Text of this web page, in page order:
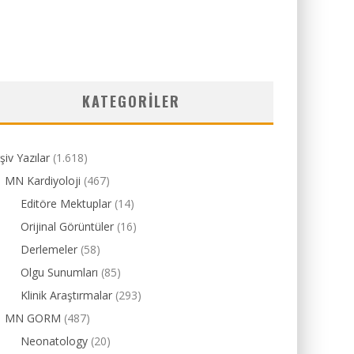
KATEGORILER
Yazılar (1.618)
MN Kardiyoloji (467)
Editöre Mektuplar (14)
Orijinal Görüntüler (16)
Derlemeler (58)
Olgu Sunumları (85)
Klinik Araştırmalar (293)
MN GORM (487)
Neonatology (20)